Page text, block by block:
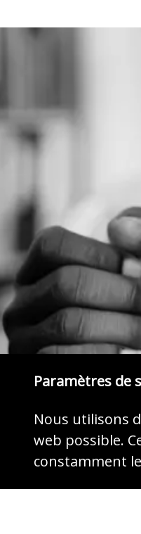
MONTREZ
Agissez
Paramètres de
Nous utilisons
web possible.
constamment